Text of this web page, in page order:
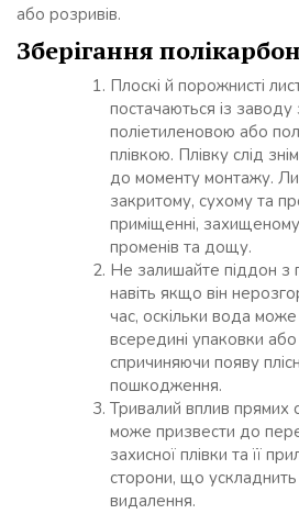
або розривів.
Зберігання
Плоскі й порожнисті
постачаються із
поліетиленовою або
плівкою. Плівку слід
до моменту монтажу.
закритому, сухому та
приміщенні,
променів та дощу.
Не залишайте піддон з
навіть якщо він
час, оскільки вода
всередині упаковки або
спричиняючи появу
пошкодження.
Тривалий вплив прямих
може призвести до
захисної плівки та її
сторони, що
видалення.